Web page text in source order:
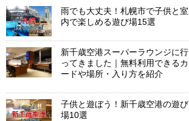
雨でも大丈夫！札幌市で子供と室
内で楽しめる遊び場15選
新千歳空港スーパーラウンジに行
ってきました｜無料利用できるカ
ードや場所・入り方を紹介
子供と遊ぼう！新千歳空港の遊び
場10選